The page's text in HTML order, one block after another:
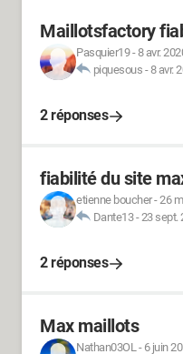
Maillotsfactory
Pasquier19-8 avr.
piquesous -8 avr.
2 réponses
fiabilité du site
etienne boucher-26
Dante13-23 sept.
2 réponses
Max maillots
Nathan03OL- 6 juin